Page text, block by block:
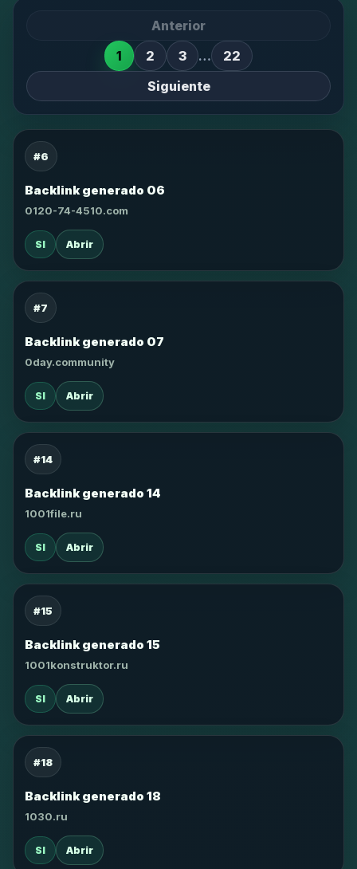
Anterior
1
2 3 …
22
Siguiente
#6
Backlink generado 06
0120-74-4510.com
SI Abrir
#7
Backlink generado 07
0day.community
SI Abrir
#14
Backlink generado 14
1001file.ru
SI Abrir
#15
Backlink generado 15
1001konstruktor.ru
SI Abrir
#18
Backlink generado 18
1030.ru
SI Abrir